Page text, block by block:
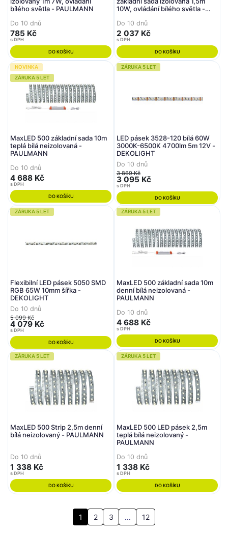
bílého světla - PAULMANN
Do 10 dnů
785 Kč
s DPH
DO KOŠÍKU
10W, ovládání bílého světla -
Do 10 dnů
2 037 Kč
s DPH
DO KOŠÍKU
NOVINKA
ZÁRUKA 5 LET
MaxLED 500 základní sada 10m
teplá bílá neizolovaná -
PAULMANN
Do 10 dnů
4 688 Kč
s DPH
DO KOŠÍKU
ZÁRUKA 5 LET
LED pásek 3528-120 bílá 60W
3000K-6500K 4700lm 5m 12V -
DEKOLIGHT
Do 10 dnů
3 869 Kč
3 095 Kč
s DPH
DO KOŠÍKU
ZÁRUKA 5 LET
Flexibilní LED pásek 5050 SMD
RGB 65W 10mm šířka -
DEKOLIGHT
Do 10 dnů
5 099 Kč
4 079 Kč
s DPH
DO KOŠÍKU
ZÁRUKA 5 LET
MaxLED 500 základní sada 10m
denní bílá neizolovaná -
PAULMANN
Do 10 dnů
4 688 Kč
s DPH
DO KOŠÍKU
ZÁRUKA 5 LET
MaxLED 500 Strip 2,5m denní
bílá neizolovaný - PAULMANN
Do 10 dnů
1 338 Kč
s DPH
DO KOŠÍKU
ZÁRUKA 5 LET
MaxLED 500 LED pásek 2,5m
teplá bílá neizolovaný -
PAULMANN
Do 10 dnů
1 338 Kč
s DPH
DO KOŠÍKU
1 2 3 ... 12